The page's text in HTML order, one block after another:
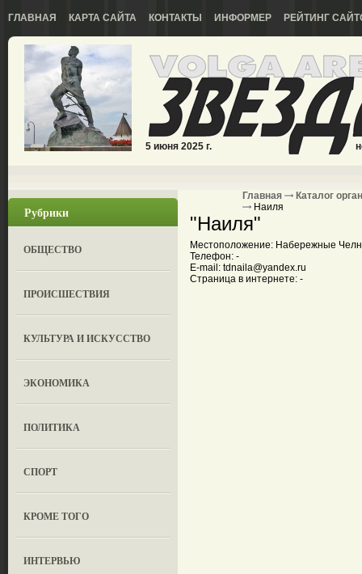
ГЛАВНАЯ КАРТА САЙТА КОНТАКТЫ ИНФОРМЕР РЕЙТИНГ
5 июня 2025 г.
Рубрики
ОБЩЕСТВО
ПРОИСШЕСТВИЯ
КУЛЬТУРА И ИСКУССТВО
ЭКОНОМИКА
ПОЛИТИКА
СПОРТ
КРОМЕ ТОГО
ИНТЕРВЬЮ
Главная
Каталог
Наиля
"Наиля"
Местоположение: Набережные
Телефон: -
E-mail: tdnaila@yandex.ru
Страница в интернете: -